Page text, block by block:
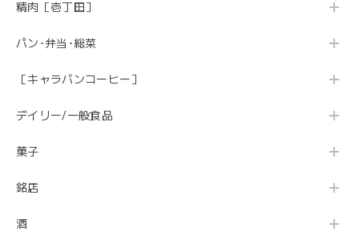
精肉［壱丁田］
パン･弁当･総菜
［キャラバンコーヒー］
デイリー/一般食品
菓子
銘店
酒